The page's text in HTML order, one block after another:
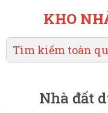
KHO
Nhà đất